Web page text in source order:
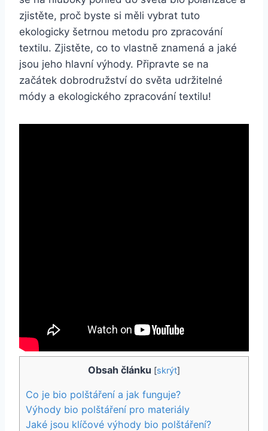
zjistěte, proč byste si měli ⁣vybrat ⁢tuto
ekologicky šetrnou metodu pro zpracování
textilu. Zjistěte, co to vlastně znamená a jaké
jsou ‌jeho hlavní výhody. Připravte se na
začátek dobrodružství ‍do světa udržitelné
módy a ekologického zpracování textilu!
Obsah článku [skrýt]
Co je bio polštáření a jak funguje?
Výhody bio polštáření pro materiály
Jaké jsou klíčové výhody bio polštáření?